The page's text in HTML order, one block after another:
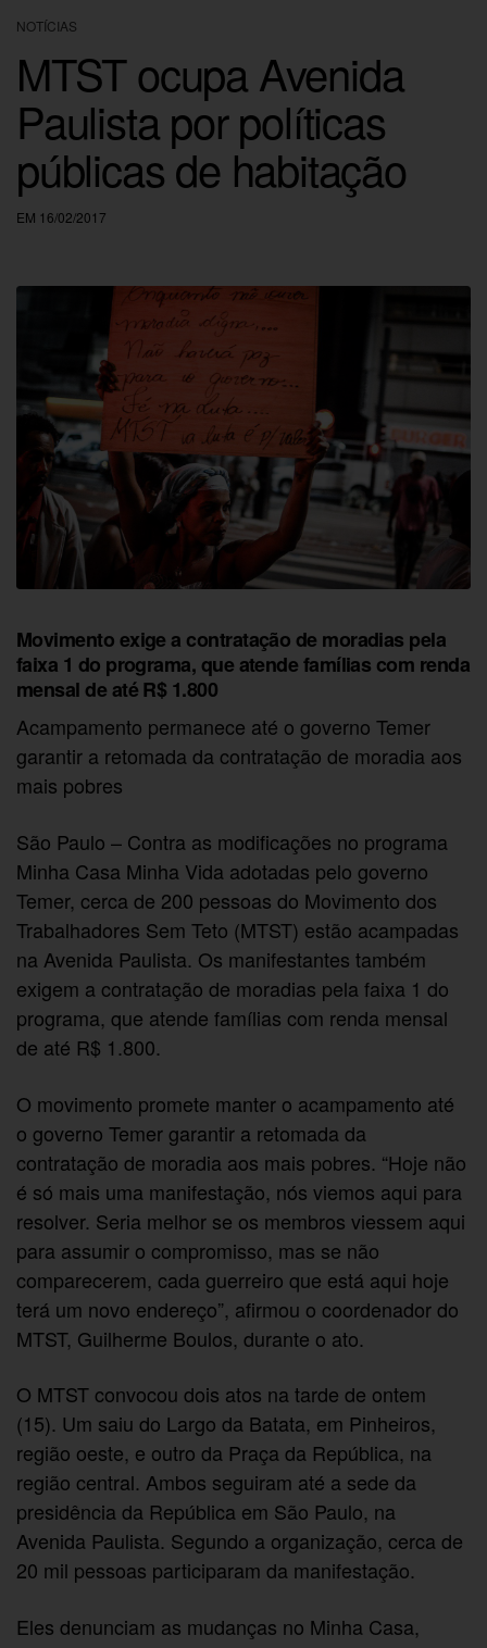
NOTÍCIAS
MTST ocupa Avenida
Paulista por políticas
públicas de habitação
EM 16/02/2017
Movimento exige a contratação de moradias pela
faixa 1 do programa, que atende famílias com renda
mensal de até R$ 1.800
Acampamento permanece até o governo Temer
garantir a retomada da contratação de moradia aos
mais pobres
São Paulo – Contra as modificações no programa
Minha Casa Minha Vida adotadas pelo governo
Temer, cerca de 200 pessoas do Movimento dos
Trabalhadores Sem Teto (MTST) estão acampadas
na Avenida Paulista. Os manifestantes também
exigem a contratação de moradias pela faixa 1 do
programa, que atende famílias com renda mensal
de até R$ 1.800.
O movimento promete manter o acampamento até
o governo Temer garantir a retomada da
contratação de moradia aos mais pobres. “Hoje não
é só mais uma manifestação, nós viemos aqui para
resolver. Seria melhor se os membros viessem aqui
para assumir o compromisso, mas se não
comparecerem, cada guerreiro que está aqui hoje
terá um novo endereço”, afirmou o coordenador do
MTST, Guilherme Boulos, durante o ato.
O MTST convocou dois atos na tarde de ontem
(15). Um saiu do Largo da Batata, em Pinheiros,
região oeste, e outro da Praça da República, na
região central. Ambos seguiram até a sede da
presidência da República em São Paulo, na
Avenida Paulista. Segundo a organização, cerca de
20 mil pessoas participaram da manifestação.
Eles denunciam as mudanças no Minha Casa,